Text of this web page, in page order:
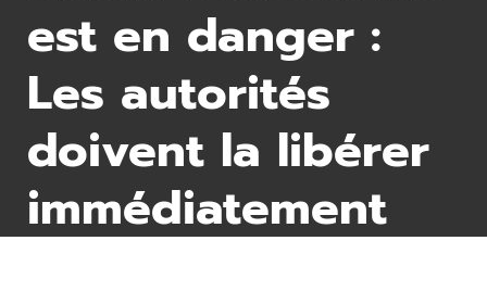
est en danger :
Les autorités
doivent la libérer
immédiatement